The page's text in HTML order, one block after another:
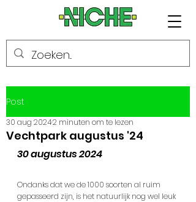
Post
Vechtpark augustus '24
30 aug 20242 minuten om te lezen
30 augustus 2024
Ondanks dat we de 1000 soorten al ruim
gepasseerd zijn, is het natuurlijk nog wel leuk